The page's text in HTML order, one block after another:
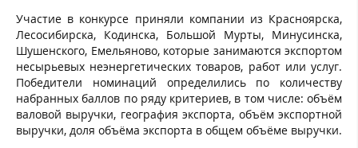
Участие в конкурсе приняли компании из Красноярска,
Лесосибирска, Кодинска, Большой Мурты, Минусинска,
Шушенского, Емельяново, которые занимаются экспортом
несырьевых неэнергетических товаров, работ или услуг.
Победители номинаций определились по количеству
набранных баллов по ряду критериев, в том числе: объём
валовой выручки, география экспорта, объём экспортной
выручки, доля объёма экспорта в общем объёме выручки.